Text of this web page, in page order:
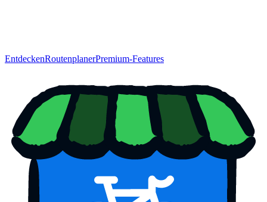
EntdeckenRoutenplanerPremium-Features